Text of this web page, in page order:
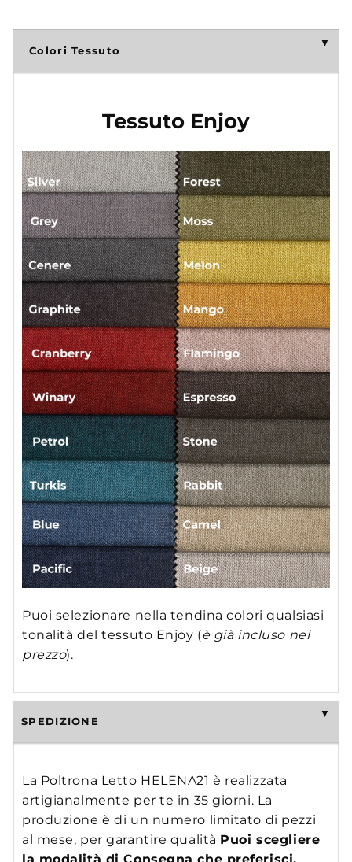
Colori Tessuto
Tessuto Enjoy
Puoi selezionare nella tendina colori qualsiasi
tonalità del tessuto Enjoy (è già incluso nel
prezzo).
SPEDIZIONE
La Poltrona Letto HELENA21 è realizzata
artigianalmente per te in 35 giorni. La
produzione è di un numero limitato di pezzi
al mese, per garantire qualità Puoi scegliere
la modalità di Consegna che preferisci.